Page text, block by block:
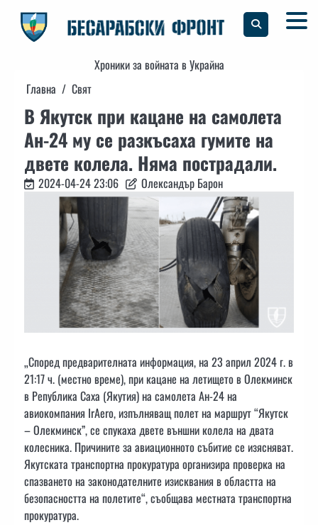
content
Хроники за войната в Украйна
Главна
Свят
В Якутск при кацане на самолета
Ан-24 му се разкъсаха гумите на
двете колела. Няма пострадали.
2024-04-24 23:06 Олександър Барон
„Според предварителната информация, на 23 април 2024 г. в
21:17 ч. (местно време), при кацане на летището в Олекминск
в Република Саха (Якутия) на самолета Ан-24 на
авиокомпания IrAero, изпълняващ полет на маршрут “Якутск
– Олекминск”, се спукаха двете външни колела на двата
колесника. Причините за авиационното събитие се изясняват.
Якутската транспортна прокуратура организира проверка на
спазването на законодателните изисквания в областта на
безопасността на полетите“, съобщава местната транспортна
прокуратура.